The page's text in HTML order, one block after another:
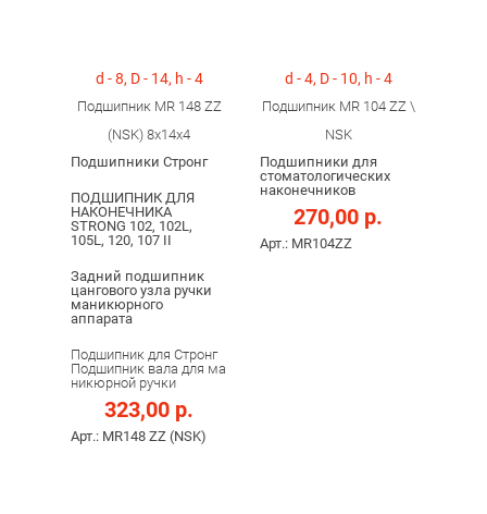
d - 8, D - 14, h - 4
Подшипник MR 148 ZZ
(NSK) 8x14x4
Подшипники Стронг
ПОДШИПНИК ДЛЯ
НАКОНЕЧНИКА
STRONG 102, 102L,
105L, 120, 107 II
Задний подшипник
цангового узла ручки
маникюрного
аппарата
Подшипник для Стронг
Подшипник вала для ма
никюрной ручки
323,00 р.
Арт.: MR148 ZZ (NSK)
d - 4, D - 10, h - 4
Подшипник MR 104 ZZ \
NSK
Подшипники для
стоматологических
наконечников
270,00 р.
Арт.: MR104ZZ